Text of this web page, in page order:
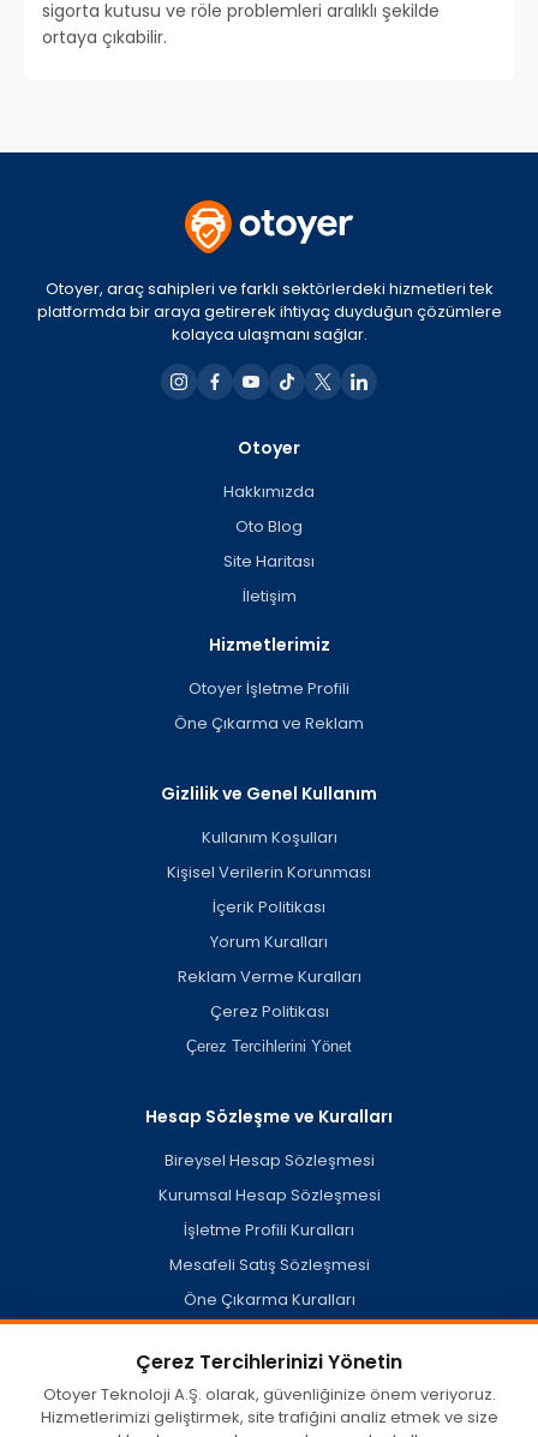
sigorta kutusu ve röle problemleri aralıklı şekilde
ortaya çıkabilir.
Otoyer, araç sahipleri ve farklı sektörlerdeki hizmetleri tek
platformda bir araya getirerek ihtiyaç duyduğun çözümlere
kolayca ulaşmanı sağlar.
Otoyer
Hakkımızda
Oto Blog
Site Haritası
İletişim
Hizmetlerimiz
Otoyer İşletme Profili
Öne Çıkarma ve Reklam
Gizlilik ve Genel Kullanım
Kullanım Koşulları
Kişisel Verilerin Korunması
İçerik Politikası
Yorum Kuralları
Reklam Verme Kuralları
Çerez Politikası
Çerez Tercihlerini Yönet
Hesap Sözleşme ve Kuralları
Bireysel Hesap Sözleşmesi
Kurumsal Hesap Sözleşmesi
İşletme Profili Kuralları
Mesafeli Satış Sözleşmesi
Öne Çıkarma Kuralları
otoyer.com'da kullanıcılar tarafından oluşturulan veya açık
Çerez Tercihlerinizi Yönetin
Otoyer Teknoloji A.Ş. olarak, güvenliğinize önem veriyoruz.
Hizmetlerimizi geliştirmek, site trafiğini analiz etmek ve size